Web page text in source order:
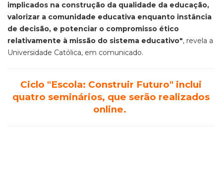
implicados na construção da qualidade da educação,
valorizar a comunidade educativa enquanto instância
de decisão, e potenciar o compromisso ético
relativamente à missão do sistema educativo", revela a
Universidade Católica, em comunicado.
Ciclo "Escola: Construir Futuro" inclui
quatro seminários, que serão realizados
online.